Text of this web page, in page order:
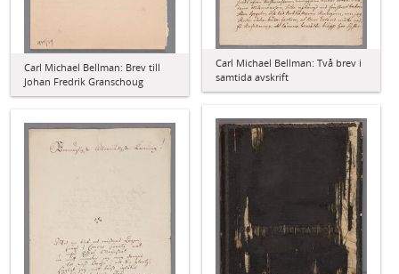
Carl Michael Bellman: Brev till
Johan Fredrik Granschoug
Carl Michael Bellman: Två brev i
samtida avskrift